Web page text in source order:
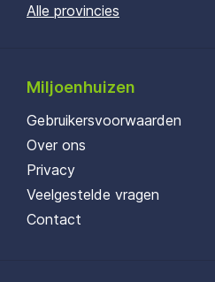
Alle provincies
Miljoenhuizen
Gebruikersvoorwaarden
Over ons
Privacy
Veelgestelde vragen
Contact